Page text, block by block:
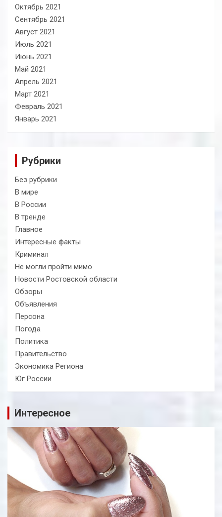
Октябрь 2021
Сентябрь 2021
Август 2021
Июль 2021
Июнь 2021
Май 2021
Апрель 2021
Март 2021
Февраль 2021
Январь 2021
Рубрики
Без рубрики
В мире
В России
В тренде
Главное
Интересные факты
Криминал
Не могли пройти мимо
Новости Ростовской области
Обзоры
Объявления
Персона
Погода
Политика
Правительство
Экономика Региона
Юг России
Интересное